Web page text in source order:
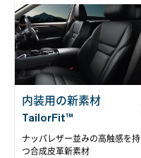
内装用の新素材
TailorFit™
ナッパレザー並みの高触感を持
つ合成皮革新素材